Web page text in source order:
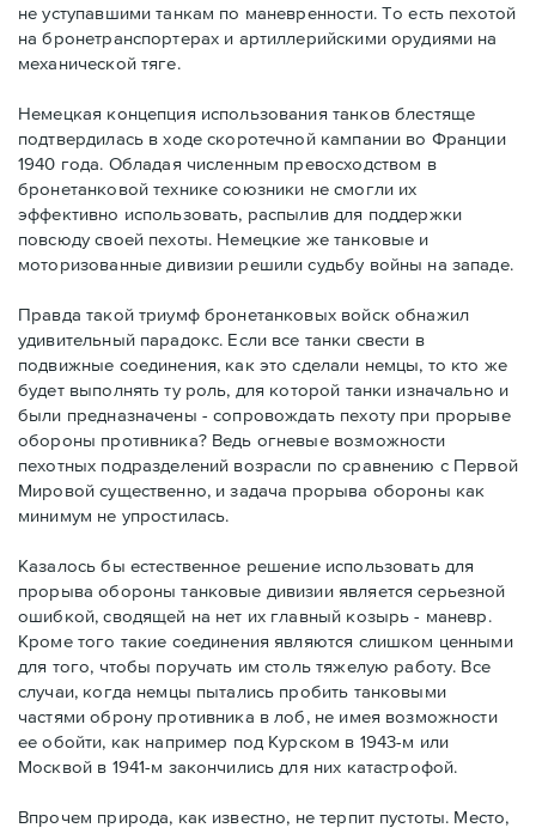
не уступавшими танкам по маневренности. То есть пехотой
на бронетранспортерах и артиллерийскими орудиями на
механической тяге.
Немецкая концепция использования танков блестяще
подтвердилась в ходе скоротечной кампании во Франции
1940 года. Обладая численным превосходством в
бронетанковой технике союзники не смогли их
эффективно использовать, распылив для поддержки
повсюду своей пехоты. Немецкие же танковые и
моторизованные дивизии решили судьбу войны на западе.
Правда такой триумф бронетанковых войск обнажил
удивительный парадокс. Если все танки свести в
подвижные соединения, как это сделали немцы, то кто же
будет выполнять ту роль, для которой танки изначально и
были предназначены - сопровождать пехоту при прорыве
обороны противника? Ведь огневые возможности
пехотных подразделений возрасли по сравнению с Первой
Мировой существенно, и задача прорыва обороны как
минимум не упростилась.
Казалось бы естественное решение использовать для
прорыва обороны танковые дивизии является серьезной
ошибкой, сводящей на нет их главный козырь - маневр.
Кроме того такие соединения являются слишком ценными
для того, чтобы поручать им столь тяжелую работу. Все
случаи, когда немцы пытались пробить танковыми
частями оброну противника в лоб, не имея возможности
ее обойти, как например под Курском в 1943-м или
Москвой в 1941-м закончились для них катастрофой.
Впрочем природа, как известно, не терпит пустоты. Место,